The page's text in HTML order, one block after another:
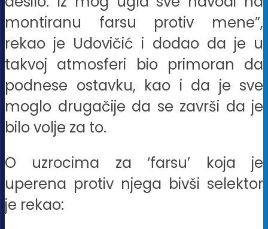
montiranu farsu protiv mene”,
rekao je Udovičić i dodao da je u
takvoj atmosferi bio primoran da
podnese ostavku, kao i da je sve
moglo drugačije da se završi da je
bilo volje za to.
O uzrocima za ‘farsu’ koja je
uperena protiv njega bivši selektor
je rekao: